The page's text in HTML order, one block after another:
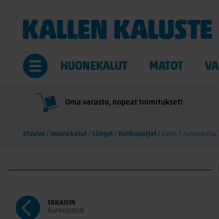
HUONEKALUT MATOT
Oma varasto, nopeat toimitukset!
Etusivu / Huonekalut / Sängyt / Runkopatjat / Eden 7 runkopatja
TAKAISIN
Runkopatjat